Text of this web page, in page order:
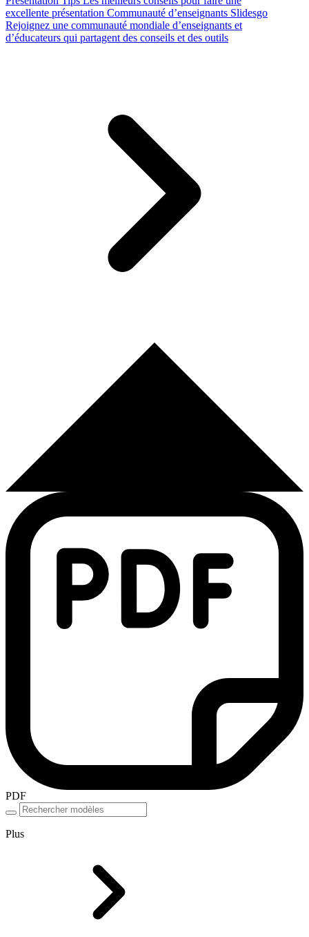
excellente présentation Communauté d’enseignants Slidesgo
Rejoignez une communauté mondiale d’enseignants et
d’éducateurs qui partagent des conseils et des outils
PDF
Plus